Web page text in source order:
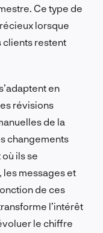
Ce type de
lorsque
clients restent
en
révisions
de la
changements
ils se
messages et
de ces
l’intérêt
le chiffre